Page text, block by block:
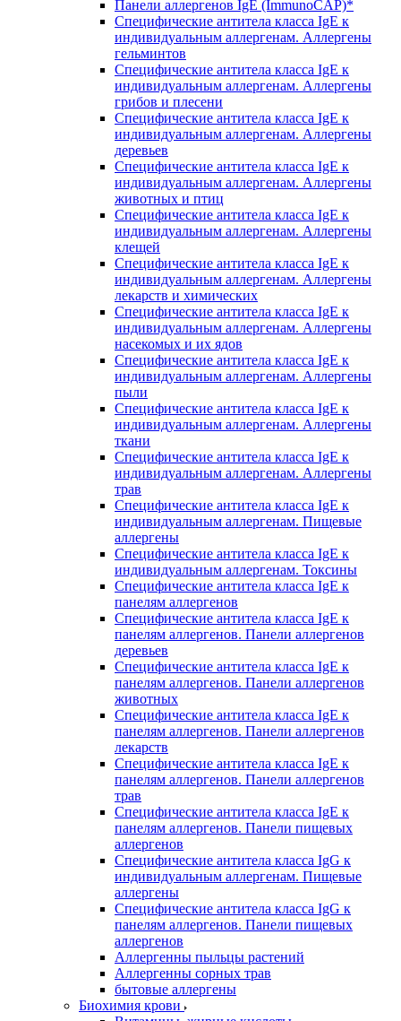
Панели аллергенов IgE (ImmunoCAP)*
Специфические антитела класса IgE к
индивидуальным аллергенам. Аллергены
гельминтов
Специфические антитела класса IgE к
индивидуальным аллергенам. Аллергены
грибов и плесени
Специфические антитела класса IgE к
индивидуальным аллергенам. Аллергены
деревьев
Специфические антитела класса IgE к
индивидуальным аллергенам. Аллергены
животных и птиц
Специфические антитела класса IgE к
индивидуальным аллергенам. Аллергены
клещей
Специфические антитела класса IgE к
индивидуальным аллергенам. Аллергены
лекарств и химических
Специфические антитела класса IgE к
индивидуальным аллергенам. Аллергены
насекомых и их ядов
Специфические антитела класса IgE к
индивидуальным аллергенам. Аллергены
пыли
Специфические антитела класса IgE к
индивидуальным аллергенам. Аллергены
ткани
Специфические антитела класса IgE к
индивидуальным аллергенам. Аллергены
трав
Специфические антитела класса IgE к
индивидуальным аллергенам. Пищевые
аллергены
Специфические антитела класса IgE к
индивидуальным аллергенам. Токсины
Специфические антитела класса IgE к
панелям аллергенов
Специфические антитела класса IgE к
панелям аллергенов. Панели аллергенов
деревьев
Специфические антитела класса IgE к
панелям аллергенов. Панели аллергенов
животных
Специфические антитела класса IgE к
панелям аллергенов. Панели аллергенов
лекарств
Специфические антитела класса IgE к
панелям аллергенов. Панели аллергенов
трав
Специфические антитела класса IgE к
панелям аллергенов. Панели пищевых
аллергенов
Специфические антитела класса IgG к
индивидуальным аллергенам. Пищевые
аллергены
Специфические антитела класса IgG к
панелям аллергенов. Панели пищевых
аллергенов
Аллергенны пыльцы растений
Аллергенны сорных трав
бытовые аллергены
Биохимия крови